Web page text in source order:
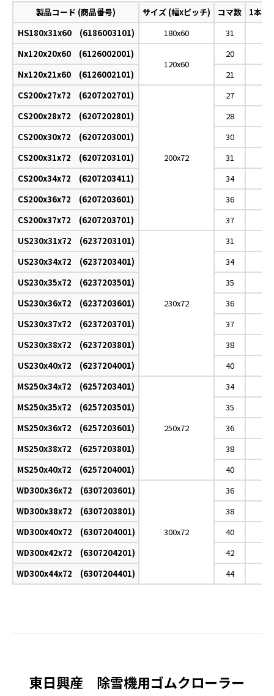
製品コード (商品番号) サイズ (幅xピッチ) コマ数
1本購
HS180x31x60 (6186003101)
180x60 31
Nx120x20x60 (6126002001)
120x60
20
Nx120x21x60 (6126002101)
21
CS200x27x72 (6207202701)
200x72
27
CS200x28x72 (6207202801)
28
CS200x30x72 (6207203001)
30
CS200x31x72 (6207203101)
31
CS200x34x72 (6207203411)
34
CS200x36x72 (6207203601)
36
CS200x37x72 (6207203701)
37
US230x31x72 (6237203101)
230x72
31
US230x34x72 (6237203401)
34
US230x35x72 (6237203501)
35
US230x36x72 (6237203601)
36
US230x37x72 (6237203701)
37
US230x38x72 (6237203801)
38
US230x40x72 (6237204001)
40
MS250x34x72 (6257203401)
250x72
34
MS250x35x72 (6257203501)
35
MS250x36x72 (6257203601)
36
MS250x38x72 (6257203801)
38
MS250x40x72 (6257204001)
40
WD300x36x72 (6307203601)
300x72
36
WD300x38x72 (6307203801)
38
WD300x40x72 (6307204001)
40
WD300x42x72 (6307204201)
42
WD300x44x72 (6307204401)
44
東日興産 除雪機用ゴムクローラー